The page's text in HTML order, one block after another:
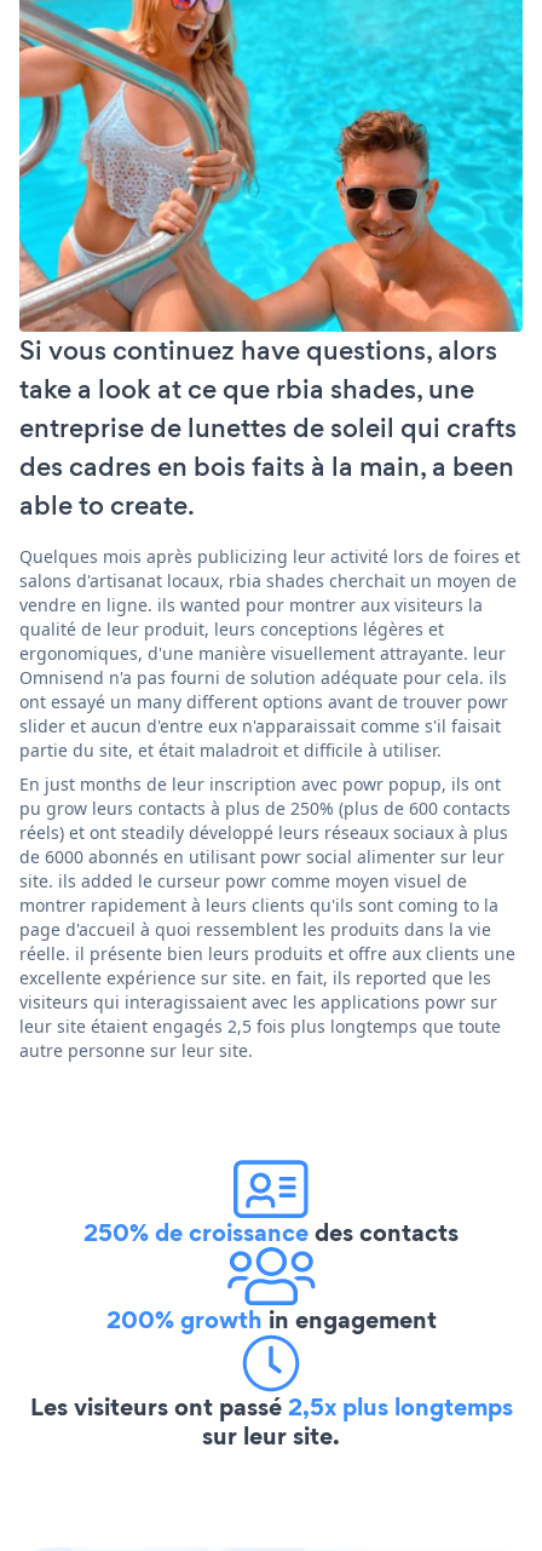
Si vous continuez have questions, alors
take a look at ce que rbia shades, une
entreprise de lunettes de soleil qui crafts
des cadres en bois faits à la main, a been
able to create.
Quelques mois après publicizing leur activité lors de foires et
salons d'artisanat locaux, rbia shades cherchait un moyen de
vendre en ligne. ils wanted pour montrer aux visiteurs la
qualité de leur produit, leurs conceptions légères et
ergonomiques, d'une manière visuellement attrayante. leur
Omnisend n'a pas fourni de solution adéquate pour cela. ils
ont essayé un many different options avant de trouver powr
slider et aucun d'entre eux n'apparaissait comme s'il faisait
partie du site, et était maladroit et difficile à utiliser.
En just months de leur inscription avec powr popup, ils ont
pu grow leurs contacts à plus de 250% (plus de 600 contacts
réels) et ont steadily développé leurs réseaux sociaux à plus
de 6000 abonnés en utilisant powr social alimenter sur leur
site. ils added le curseur powr comme moyen visuel de
montrer rapidement à leurs clients qu'ils sont coming to la
page d'accueil à quoi ressemblent les produits dans la vie
réelle. il présente bien leurs produits et offre aux clients une
excellente expérience sur site. en fait, ils reported que les
visiteurs qui interagissaient avec les applications powr sur
leur site étaient engagés 2,5 fois plus longtemps que toute
autre personne sur leur site.
250% de croissancedes contacts
200% growth in engagement
Les visiteurs ont passé2,5x plus longtemps
sur leur site.